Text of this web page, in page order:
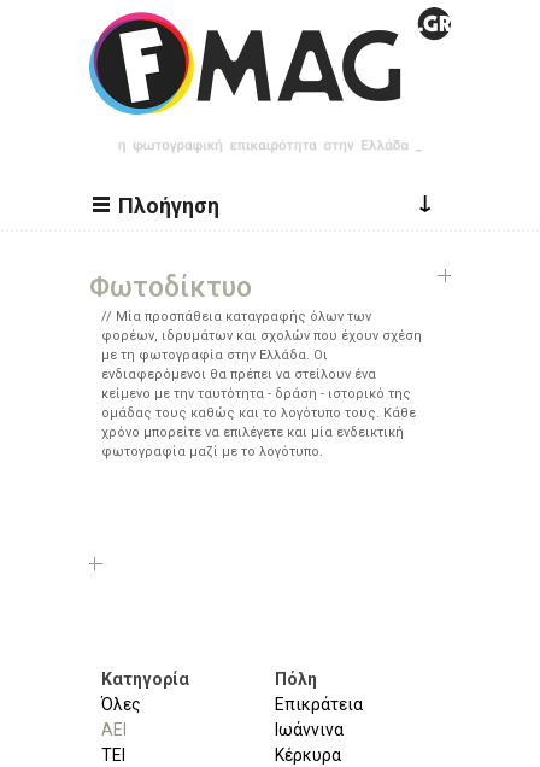
Παράκαμψη προς το κυρίως περιεχόμενο
Πλοήγηση ↓
Φωτοδίκτυο
Μία προσπάθεια καταγραφής όλων των
φορέων, ιδρυμάτων και σχολών που έχουν σχέση
με τη φωτογραφία στην Ελλάδα. Οι
ενδιαφερόμενοι θα πρέπει να στείλουν ένα
κείμενο με την ταυτότητα - δράση - ιστορικό της
ομάδας τους καθώς και το λογότυπο τους. Κάθε
χρόνο μπορείτε να επιλέγετε και μία ενδεικτική
φωτογραφία μαζί με το λογότυπο.
Κατηγορία
Όλες
ΑΕΙ
ΤΕΙ
Πόλη
Επικράτεια
Ιωάννινα
Κέρκυρα